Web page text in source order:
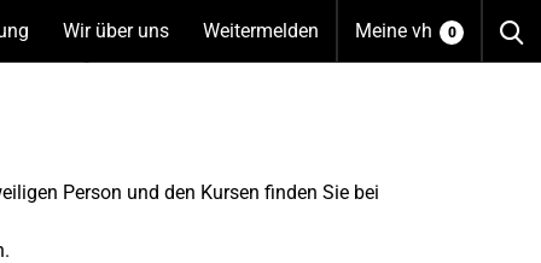
Meine vh 0
(Unterseiten
Wir über uns(Unterseiten
Weitermelden
Person und den Kursen finden Sie bei